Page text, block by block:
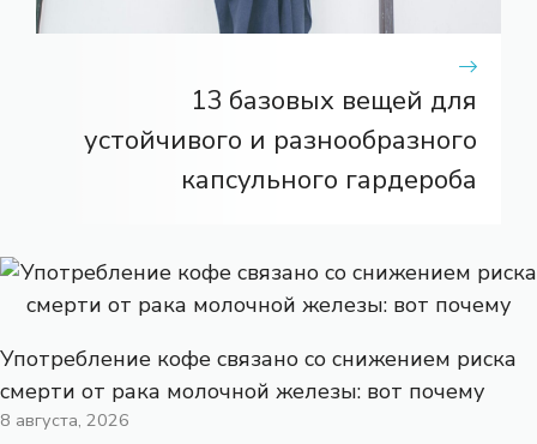
13 базовых вещей для
устойчивого и разнообразного
капсульного гардероба
Употребление кофе связано со снижением риска
смерти от рака молочной железы: вот почему
8 августа, 2026